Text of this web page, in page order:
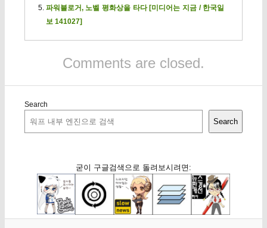
파워블로거, 노벨 평화상을 타다 [미디어는 지금 / 한국일
보 141027]
Comments are closed.
Search
Search
굳이 구글검색으로 돌려보시려면: